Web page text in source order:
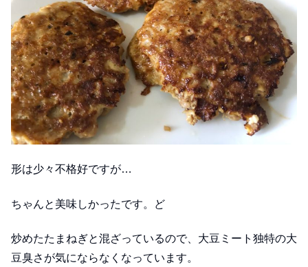
形は少々不格好ですが…
ちゃんと美味しかったです。ど
炒めたたまねぎと混ざっているので、大豆ミート独特の大
豆臭さが気にならなくなっています。